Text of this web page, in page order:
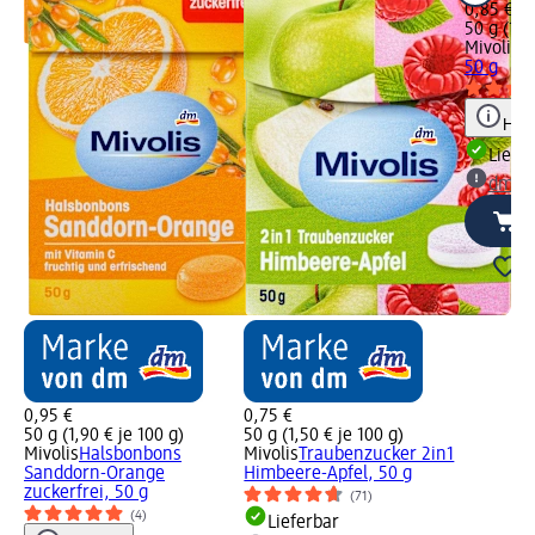
0,95 €
50 g (1,90 € je 100 g)
MivolisHalsbonbons
Sanddorn-Orange
zuckerfrei, 50 g
(4)
0,75 €
50 g (1,50 € je 100 g)
Mivolis Traubenzucker 2in1
Himbeere-Apfel, 50 g
(71)
Lieferbar
0,85 €
50 g
Mivolis
50 g
dm